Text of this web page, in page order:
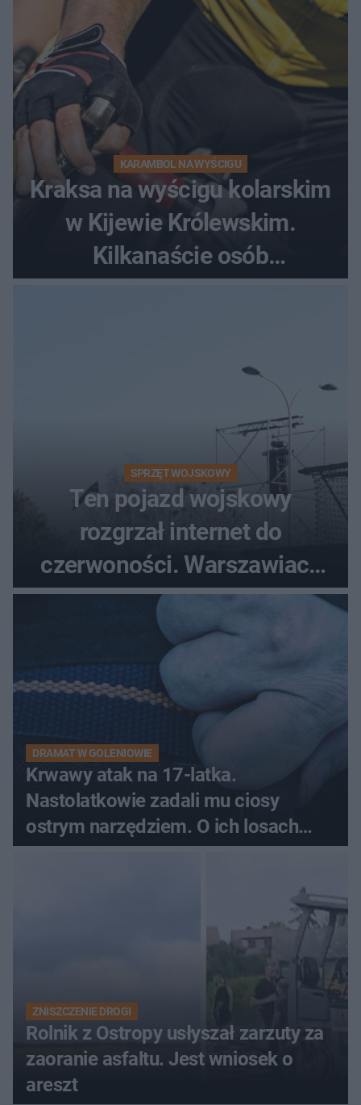
KARAMBOL NA WYŚCIGU
Kraksa na wyścigu kolarskim
w Kijewie Królewskim.
Kilkanaście osób
poszkodowanych, lądował
SPRZĘT WOJSKOWY
Ten pojazd wojskowy
rozgrzał internet do
czerwoności. Warszawiacy
pytali, czy to Mad Max!
DRAMAT W GOLENIOWIE
Krwawy atak na 17-latka.
Nastolatkowie zadali mu ciosy
ostrym narzędziem. O ich losach
zdecyduje sąd rodzinny
ZNISZCZENIE DROGI
Rolnik z Ostropy usłyszał zarzuty za
zaoranie asfaltu. Jest wniosek o
areszt